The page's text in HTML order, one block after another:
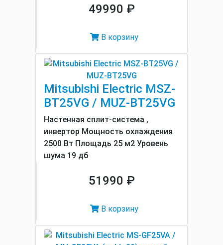
49990 ₽
В корзину
Mitsubishi Electric MSZ-
BT25VG / MUZ-BT25VG
Настенная сплит-система ,
инвертор Мощность охлаждения
2500 Вт Площадь 25 м2 Уровень
шума 19 дб
51990 ₽
В корзину